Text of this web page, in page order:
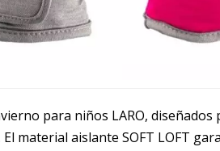
para niños LARO,
El material aislante SOFT LOFT